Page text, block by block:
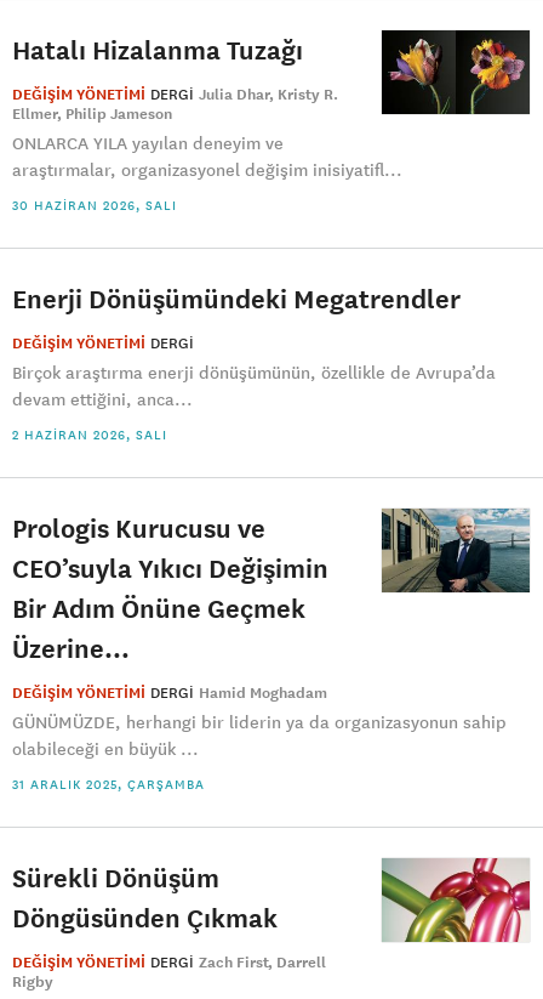
Hatalı Hizalanma Tuzağı
DEĞİŞİM YÖNETİMİ DERGI Julia Dhar Kristy R.
Ellmer Philip Jameson
ONLARCA YILA yayılan deneyim ve
araştırmalar, organizasyonel değişim inisiyatifl...
30 HAZIRAN 2026, SALI
Enerji Dönüşümündeki Megatrendler
DEĞİŞİM YÖNETİMİ DERGI
Birçok araştırma enerji dönüşümünün, özellikle de Avrupa’da
devam ettiğini, anca...
2 HAZIRAN 2026, SALI
Prologis Kurucusu ve
CEO’suyla Yıkıcı Değişimin
Bir Adım Önüne Geçmek
Üzerine…
DEĞİŞİM YÖNETİMİ DERGI Hamid Moghadam
GÜNÜMÜZDE, herhangi bir liderin ya da organizasyonun sahip
olabileceği en büyük ...
31 ARALIK 2025, ÇARŞAMBA
Sürekli Dönüşüm
Döngüsünden Çıkmak
DEĞİŞİM YÖNETİMİ DERGI Zach First Darrell
Rigby